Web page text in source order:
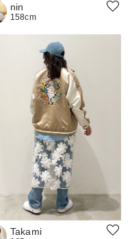
nin
158cm
Takami